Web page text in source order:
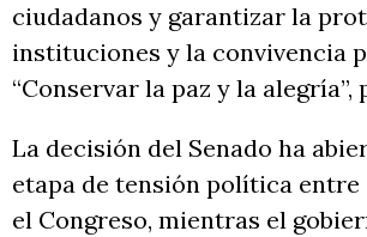
ciudadanos y garantizar la
instituciones y la convivencia
“Conservar la paz y la alegría”,
La decisión del Senado ha
etapa de tensión política entre
el Congreso, mientras el